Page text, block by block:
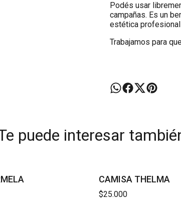
Podés usar
campañas. Es un
estética profesional
Trabajamos para
puede interesar
CAMISA THELMA
$25.000